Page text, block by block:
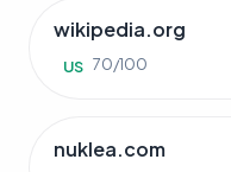
wikipedia.org
US 70/100
nuklea.com